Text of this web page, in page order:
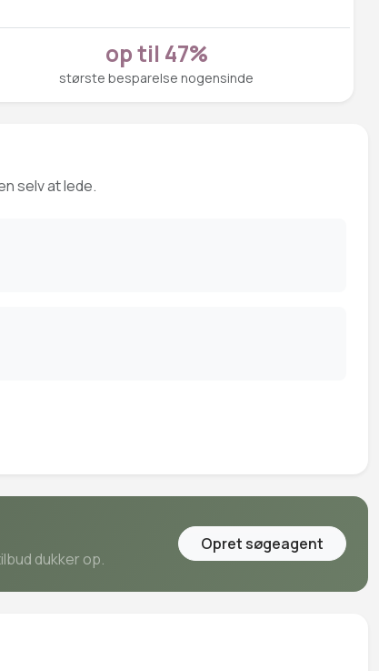
op til 47%
største besparelse nogensinde
selv at lede.
dukker op.
Opret søgeagent